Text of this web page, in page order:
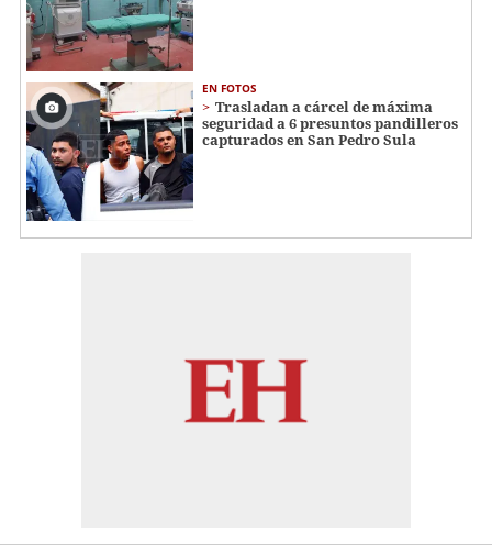
EN FOTOS
Trasladan a cárcel de máxima
seguridad a 6 presuntos pandilleros
capturados en San Pedro Sula